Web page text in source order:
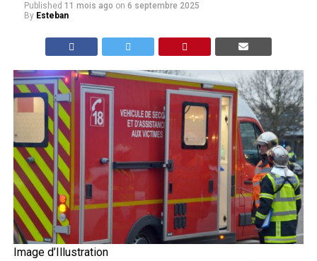
Published 11 mois ago on 6 septembre 2025
By Esteban
Image d’Illustration